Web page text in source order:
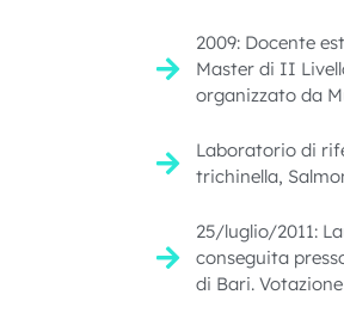
2009: Docente
Master di II
organizzato da
Laboratorio di
trichinella,
25/luglio/2011:
conseguita
di Bari.